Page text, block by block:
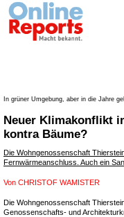
In grüner Umgebung, aber in die Jahre
Neuer Klimakonflikt
kontra Bäume?
Die Wohngenossenschaft
Fernwärmeanschluss. Auch ein
Von CHRISTOF WAMISTER
Die Wohngenossenschaft
Genossenschafts- und